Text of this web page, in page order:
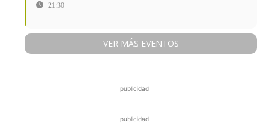
21:30
VER MÁS EVENTOS
publicidad
publicidad